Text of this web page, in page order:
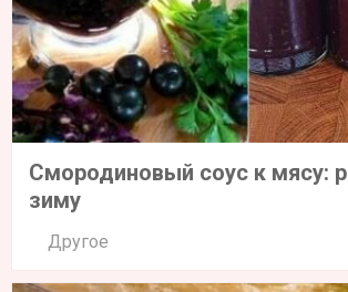
Смородиновый соус к мясу:
зиму
Другое